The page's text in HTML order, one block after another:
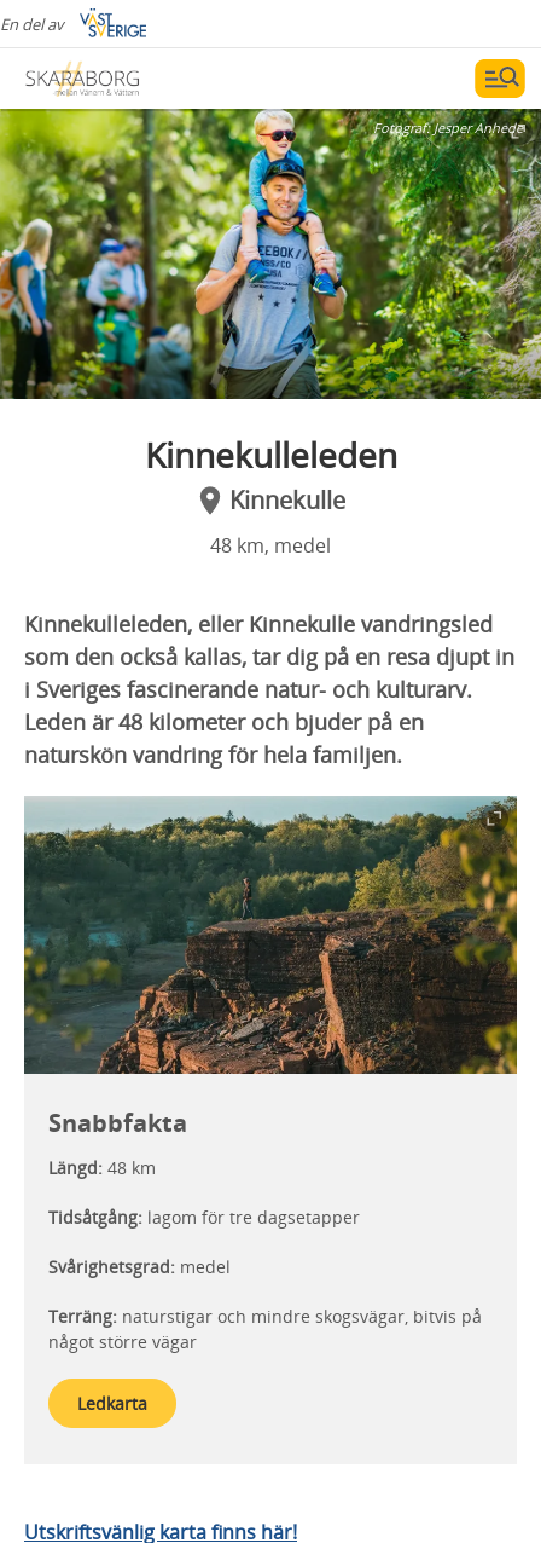
En del av
Fotograf:Jesper Anhede
Kinnekulleleden
Kinnekulle
48 km, medel
Kinnekulleleden, eller Kinnekulle vandringsled
som den också kallas, tar dig på en resa djupt in
i Sveriges fascinerande natur- och kulturarv.
Leden är 48 kilometer och bjuder på en
naturskön vandring för hela familjen.
Snabbfakta
Längd: 48 km
Tidsåtgång: lagom för tre dagsetapper
Svårighetsgrad: medel
Terräng: naturstigar och mindre skogsvägar, bitvis på
något större vägar
Ledkarta
Utskriftsvänlig karta finns här!